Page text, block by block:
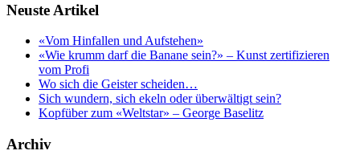
Neuste Artikel
«Vom Hinfallen und Aufstehen»
«Wie krumm darf die Banane sein?» – Kunst zertifizieren
vom Profi
Wo sich die Geister scheiden…
Sich wundern, sich ekeln oder überwältigt sein?
Kopfüber zum «Weltstar» – George Baselitz
Archiv